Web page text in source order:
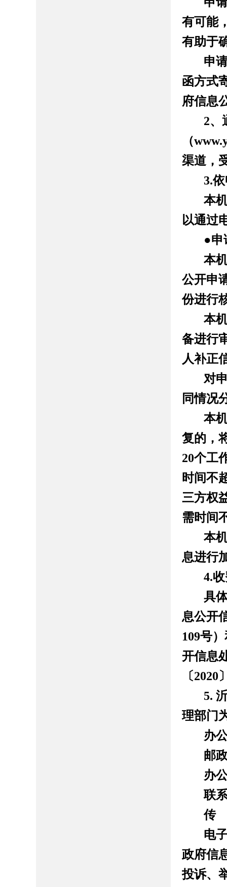
有可能
有助于
申
函方式
府信息
2、
（
渠道，
3.
本
以通过
●申
本
公开申
份进行
本
备进行
人补正
对
同情况
本
复的，
20个工
时间不
三方权
需时间
本
息进行
4.
具
息公开
109号
开信息
〔2020
5.
理部门
办
邮
办
联
传
电
政府信
投诉、